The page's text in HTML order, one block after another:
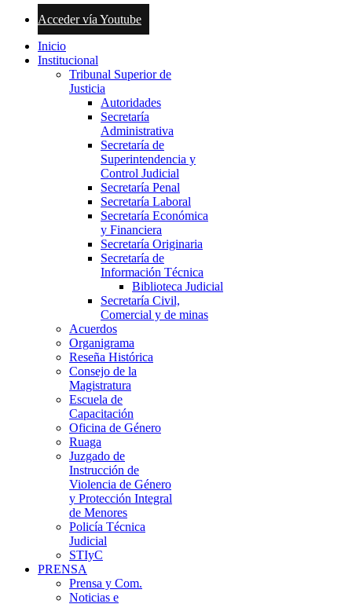
Acceder vía Youtube
Inicio
Institucional
Tribunal Superior de
Justicia
Autoridades
Secretaría
Administrativa
Secretaría de
Superintendencia y
Control Judicial
Secretaría Penal
Secretaría Laboral
Secretaría Económica
y Financiera
Secretaría Originaria
Secretaría de
Información Técnica
Biblioteca Judicial
Secretaría Civil,
Comercial y de minas
Acuerdos
Organigrama
Reseña Histórica
Consejo de la
Magistratura
Escuela de
Capacitación
Oficina de Género
Ruaga
Juzgado de
Instrucción de
Violencia de Género
y Protección Integral
de Menores
Policía Técnica
Judicial
STIyC
PRENSA
Prensa y Com.
Noticias e